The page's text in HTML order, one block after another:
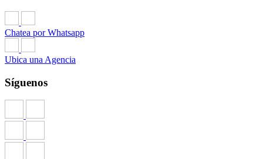
Chatea por Whatsapp
Ubica una Agencia
Síguenos